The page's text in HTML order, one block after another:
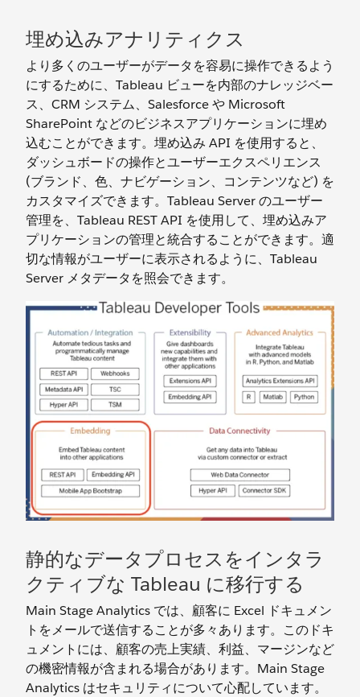
埋め込みアナリティクス
より多くのユーザーがデータを容易に操作できるよう
にするために、Tableau ビューを内部のナレッジベー
ス、CRM システム、Salesforce や Microsoft
SharePoint などのビジネスアプリケーションに埋め
込むことができます。埋め込み API を使用すると、
ダッシュボードの操作とユーザーエクスペリエンス
(ブランド、色、ナビゲーション、コンテンツなど) を
カスタマイズできます。Tableau Server のユーザー
管理を、Tableau REST API を使用して、埋め込みア
プリケーションの管理と統合することができます。適
切な情報がユーザーに表示されるように、Tableau
Server メタデータを照会できます。
静的なデータプロセスをインタラ
クティブな Tableau に移行する
Main Stage Analytics では、顧客に Excel ドキュメン
トをメールで送信することが多々あります。このドキ
ュメントには、顧客の売上実績、利益、マージンなど
の機密情報が含まれる場合があります。Main Stage
Analytics はセキュリティについて心配しています。